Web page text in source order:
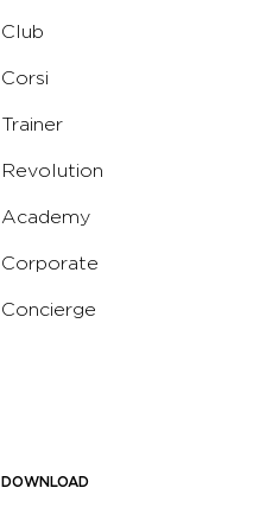
Club
Corsi
Trainer
Revolution
Academy
Corporate
Concierge
DOWNLOAD